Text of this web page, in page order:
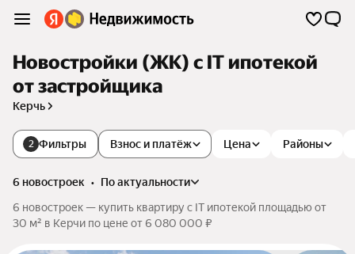
Новостройки (ЖК) с IT ипотекой
от застройщика
Керчь
2 Фильтры Цена
Взнос и платёж Районы
6 новостроек •
по актуальности
6 новостроек — купить квартиру с IT ипотекой площадью от
30 м² в Керчи по цене от 6 080 000 ₽